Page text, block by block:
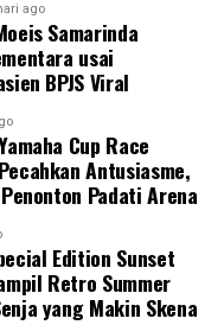
ago
Samarinda
usai
BPJS Viral
Cup Race
Antusiasme,
Padati Arena
Edition Sunset
Retro Summer
yang Makin Skena